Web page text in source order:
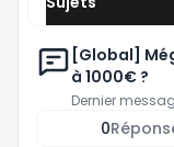
[Global]
à 1000€ ?
Dernier
0